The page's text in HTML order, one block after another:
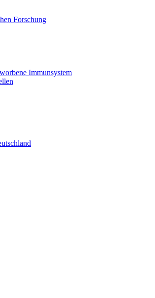
Forschung
Immunsystem